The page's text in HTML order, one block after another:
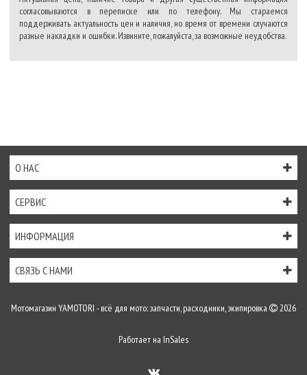
согласовываются в переписке или по телефону. Мы стараемся
поддерживать актуальность цен и наличия, но время от времени случаются
разные накладки и ошибки. Извините, пожалуйста, за возможные неудобства.
О НАС
СЕРВИС
ИНФОРМАЦИЯ
СВЯЗЬ С НАМИ
Мотомагазин YAMOTORI - всё для мото: запчасти, расходники, экипировка 2026
Работает на InSales